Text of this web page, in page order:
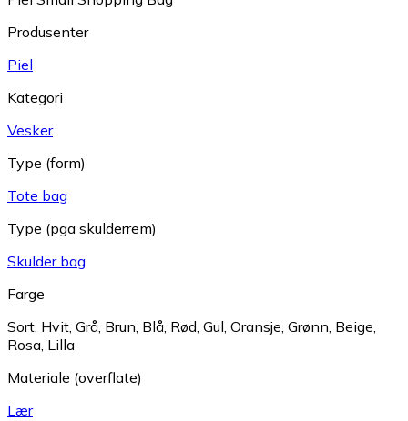
Produsenter
Piel
Kategori
Vesker
Type (form)
Tote bag
Type (pga skulderrem)
Skulder bag
Farge
Sort, Hvit, Grå, Brun, Blå, Rød, Gul, Oransje, Grønn, Beige,
Rosa, Lilla
Materiale (overflate)
Lær